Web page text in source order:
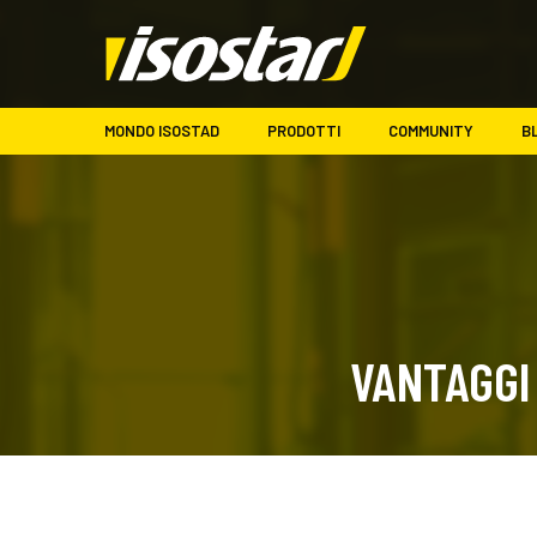
MONDO ISOSTAD PRODOTTI COMMUNITY